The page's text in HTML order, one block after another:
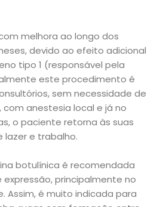
melhora ao longo dos
devido ao efeito adicional
tipo 1 (responsável pela
este procedimento é
sem necessidade de
anestesia local e já no
o paciente retorna às suas
lazer e trabalho.
botulínica é recomendada
expressão, principalmente no
Assim, é muito indicada para